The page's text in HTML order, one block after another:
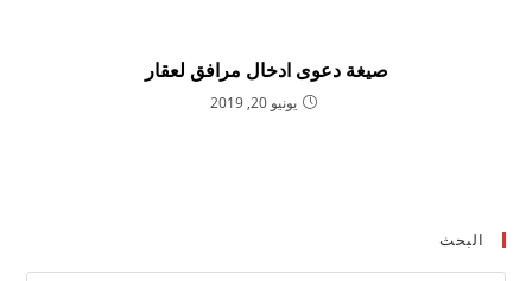
صيغة دعوى ادخال مرافق لعقار
يونيو 20, 2019
البحث